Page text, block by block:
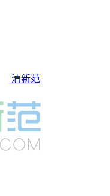
清新范